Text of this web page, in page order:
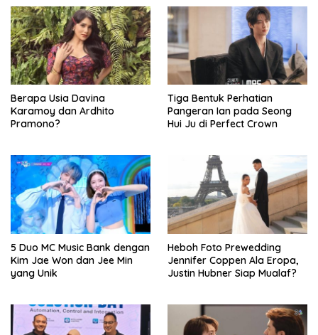
Berapa Usia Davina
Karamoy dan Ardhito
Pramono?
Tiga Bentuk Perhatian
Pangeran Ian pada Seong
Hui Ju di Perfect Crown
5 Duo MC Music Bank dengan
Kim Jae Won dan Jee Min
yang Unik
Heboh Foto Prewedding
Jennifer Coppen Ala Eropa,
Justin Hubner Siap Mualaf?